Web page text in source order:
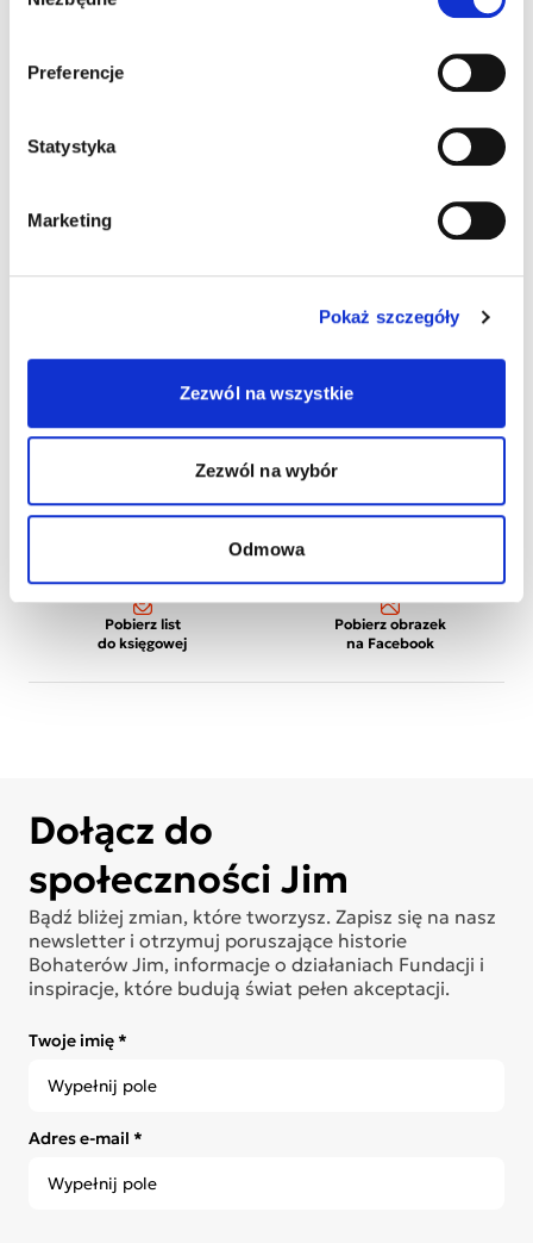
Preferencje
Statystyka
Marketing
Pokaż szczegóły
Zezwól na wszystkie
Zezwól na wybór
Odmowa
Pobierz list
do księgowej
Pobierz obrazek
na Facebook
Dołącz do
społeczności Jim
Bądź bliżej zmian, które tworzysz. Zapisz się na nasz
newsletter i otrzymuj poruszające historie
Bohaterów Jim, informacje o działaniach Fundacji i
inspiracje, które budują świat pełen akceptacji.
Twoje imię *
Adres e-mail *